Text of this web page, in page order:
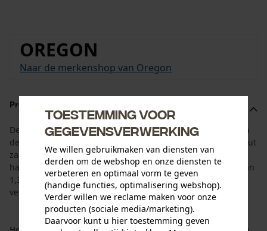
OREGON
Naar de merkenshop van Oregon
Productomschrijving
De set is aangepast aan de levensduur van het zaagblad en
de kettingzaagketting. Hij bestaat uit het Oregon AdvanceCut
zaagblad met een zaaglengte van 45 cm en 4 Oregon
halfbeitel zaagkettingen met een aandrijfschakelbreedte van
1,3 mm en een steek van 325". Zo heeft u de juiste
vervangketting direct bij de hand.
Toestemming voor
gegevensverwerking
We willen gebruikmaken van diensten van
derden om de webshop en onze diensten te
verbeteren en optimaal vorm te geven
(handige functies, optimalisering webshop).
Verder willen we reclame maken voor onze
producten (sociale media/marketing).
Daarvoor kunt u hier toestemming geven